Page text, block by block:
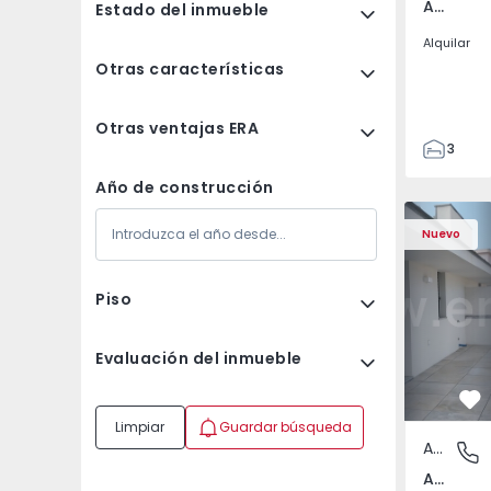
Estado del inmueble
Otras características
Otras ventajas ERA
Año de construcción
Piso
Evaluación del inmueble
Limpiar Guardar búsqueda
Av. Boavista, Porto
Alquilar
3
132
142
2
Nuevo
Apartamento T2
Av.
Apartamento
Av. Boavista, Porto